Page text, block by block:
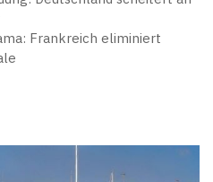
Frankreich eliminiert